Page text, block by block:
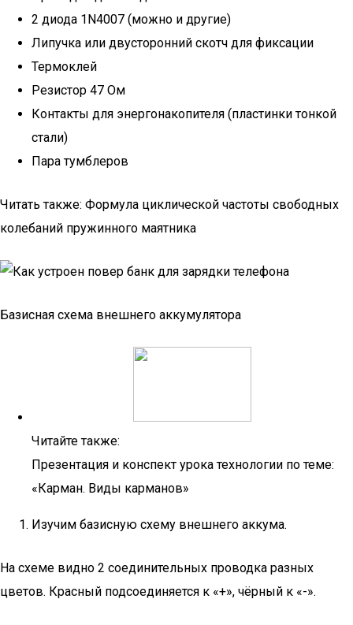
2 диода 1N4007 (можно и другие)
Липучка или двусторонний скотч для фиксации
Термоклей
Резистор 47 Ом
Контакты для энергонакопителя (пластинки тонкой
стали)
Пара тумблеров
Читать также: Формула циклической частоты свободных
колебаний пружинного маятника
Базисная схема внешнего аккумулятора
Читайте также:
Презентация и конспект урока технологии по теме:
«Карман. Виды карманов»
Изучим базисную схему внешнего аккума.
На схеме видно 2 соединительных проводка разных
цветов. Красный подсоединяется к «+», чёрный к «-».